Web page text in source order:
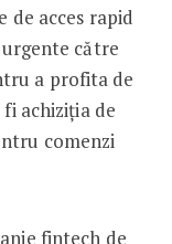
de acces rapid
către
a profita de
achiziția de
comenzi
fintech de